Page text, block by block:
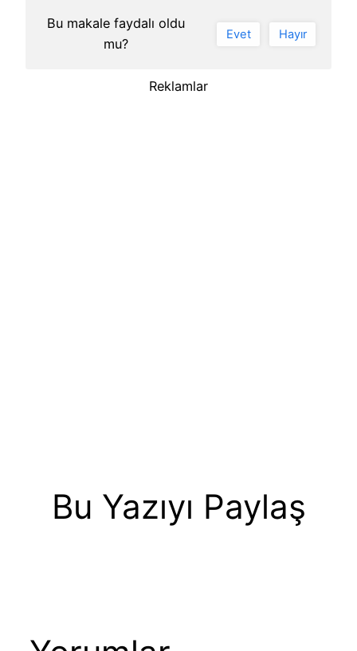
Bu makale faydalı oldu
mu?
Evet Hayır
Reklamlar
Bu Yazıyı Paylaş